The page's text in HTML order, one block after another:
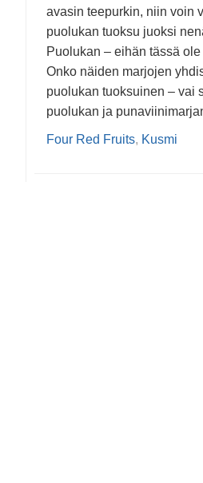
avasin teepurkin, niin voin
puolukan tuoksu juoksi
Puolukan – eihän tässä
Onko näiden marjojen
puolukan tuoksuinen – vai
puolukan ja
Four Red Fruits, Kusmi